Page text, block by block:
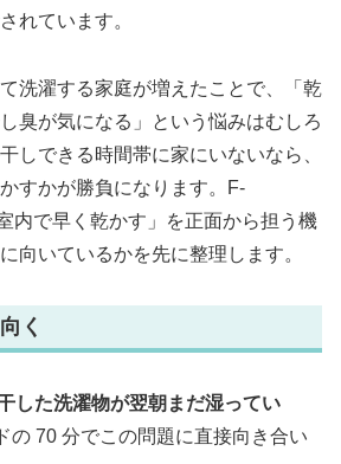
れています。
洗濯する家庭が増えたことで、「乾
臭が気になる」という悩みはむしろ
しできる時間帯に家にいないなら、
すかが勝負になります。F-
内で早く乾かす」を正面から担う機
向いているかを先に整理します。
く
した洗濯物が翌朝まだ湿ってい
の 70 分でこの問題に直接向き合い